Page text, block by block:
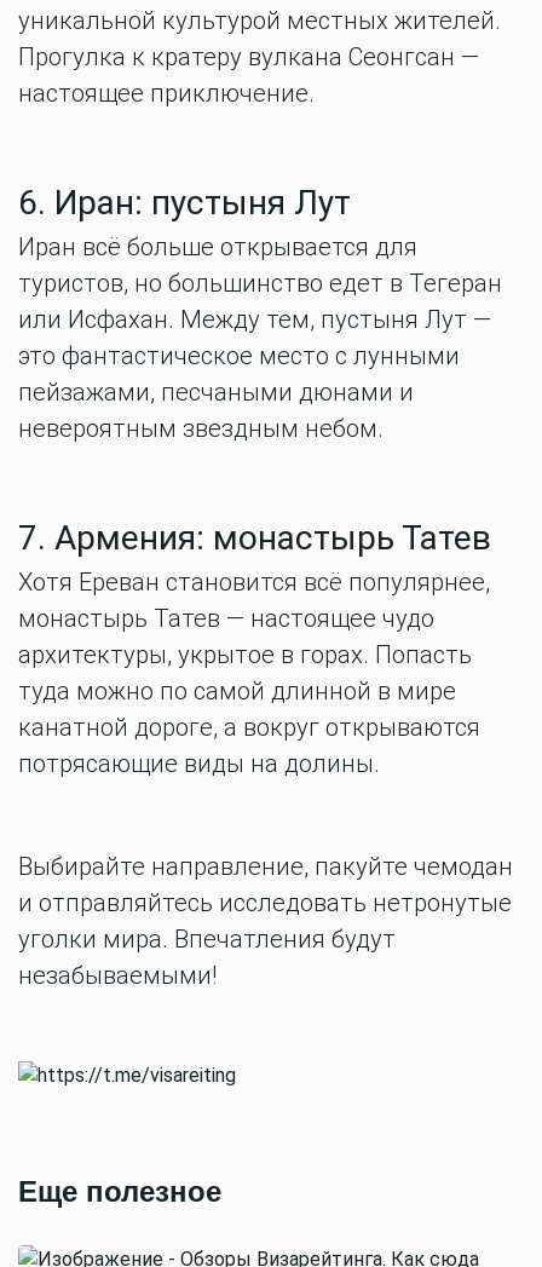
уникальной культурой местных жителей.
Прогулка к кратеру вулкана Сеонгсан —
настоящее приключение.
6. Иран: пустыня Лут
Иран всё больше открывается для
туристов, но большинство едет в Тегеран
или Исфахан. Между тем, пустыня Лут —
это фантастическое место с лунными
пейзажами, песчаными дюнами и
невероятным звездным небом.
7. Армения: монастырь Татев
Хотя Ереван становится всё популярнее,
монастырь Татев — настоящее чудо
архитектуры, укрытое в горах. Попасть
туда можно по самой длинной в мире
канатной дороге, а вокруг открываются
потрясающие виды на долины.
Выбирайте направление, пакуйте чемодан
и отправляйтесь исследовать нетронутые
уголки мира. Впечатления будут
незабываемыми!
Еще полезное